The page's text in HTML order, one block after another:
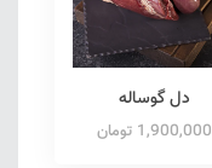
دل گوساله
1,900,000 تومان